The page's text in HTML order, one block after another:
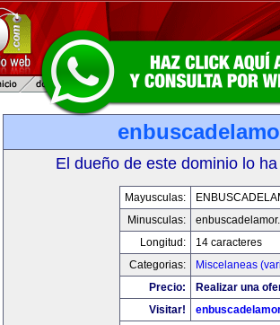
El dueño de este dominio lo
Mayusculas:
Minusculas:
Longitud:
14 caracteres
Categorias:
Miscelaneas
Precio:
Realizar una
Visitar!